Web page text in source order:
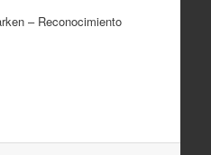
– Reconocimiento